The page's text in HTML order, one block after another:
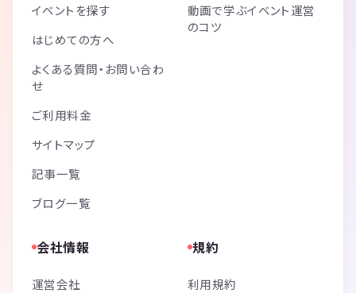
イベントを探す
はじめての方へ
よくある質問・お問い合わ
せ
ご利用料金
サイトマップ
記事一覧
ブログ一覧
動画で学ぶイベント運営
のコツ
会社情報
運営会社
規約
利用規約